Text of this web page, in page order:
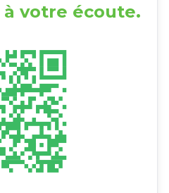
votre écoute.